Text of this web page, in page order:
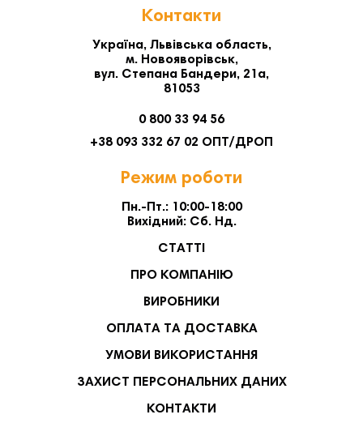
Контакти
Україна, Львівська область,
м. Новояворівськ,
вул. Степана Бандери, 21а,
81053
0 800 33 94 56
+38 093 332 67 02 ОПТ/ДРОП
Режим роботи
Пн.-Пт.: 10:00-18:00
Вихідний: Сб. Нд.
СТАТТІ
ПРО КОМПАНІЮ
ВИРОБНИКИ
ОПЛАТА ТА ДОСТАВКА
УМОВИ ВИКОРИСТАННЯ
ЗАХИСТ ПЕРСОНАЛЬНИХ ДАНИХ
КОНТАКТИ